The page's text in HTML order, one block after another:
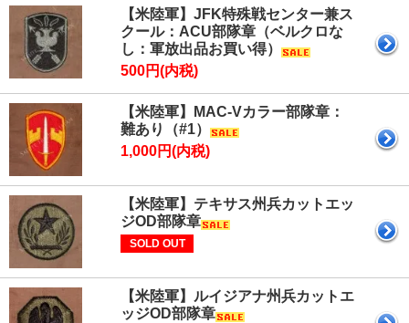
【米陸軍】JFK特殊戦センター兼ス
クール：ACU部隊章（ベルクロな
し：軍放出品お買い得）
500円(内税)
【米陸軍】MAC-Vカラー部隊章：
難あり（#1）
1,000円(内税)
【米陸軍】テキサス州兵カットエッ
ジOD部隊章
SOLD OUT
【米陸軍】ルイジアナ州兵カットエ
ッジOD部隊章